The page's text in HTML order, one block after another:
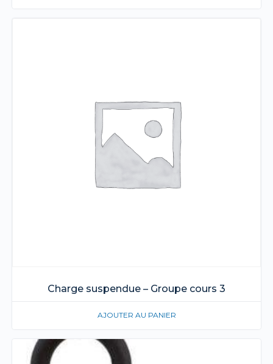
Charge suspendue – Groupe cours 3
AJOUTER AU PANIER